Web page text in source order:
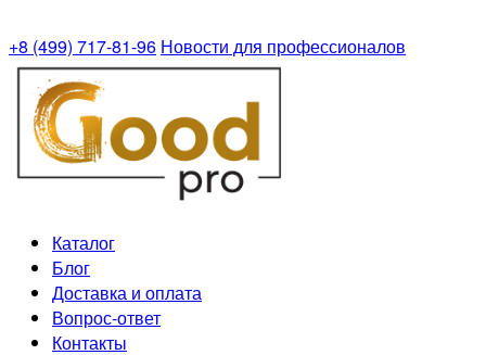
+8 (499) 717-81-96 Новости для профессионалов
Каталог
Блог
Доставка и оплата
Вопрос-ответ
Контакты